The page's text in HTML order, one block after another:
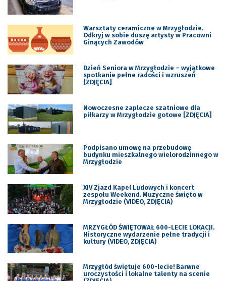
Warsztaty ceramiczne w Mrzygłodzie.
Odkryj w sobie duszę artysty w Pracowni
Ginących Zawodów
Dzień Seniora w Mrzygłodzie – wyjątkowe
spotkanie pełne radości i wzruszeń
[ZDJĘCIA]
Nowoczesne zaplecze szatniowe dla
piłkarzy w Mrzygłodzie gotowe [ZDJĘCIA]
Podpisano umowę na przebudowę
budynku mieszkalnego wielorodzinnego w
Mrzygłodzie
XIV Zjazd Kapel Ludowych i koncert
zespołu Weekend. Muzyczne święto w
Mrzygłodzie (VIDEO, ZDJĘCIA)
MRZYGŁÓD ŚWIĘTOWAŁ 600-LECIE LOKACJI.
Historyczne wydarzenie pełne tradycji i
kultury (VIDEO, ZDJĘCIA)
Mrzygłód świętuje 600-lecie! Barwne
uroczystości i lokalne talenty na scenie